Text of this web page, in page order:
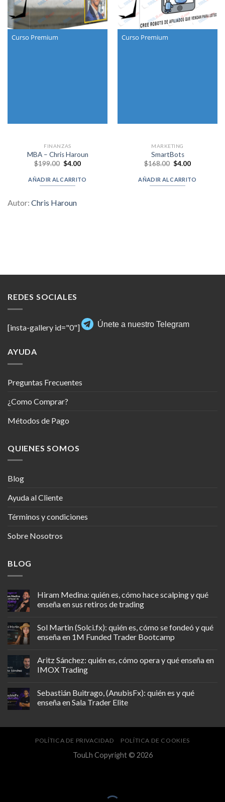
Curso Premium
FINANZAS
MBA – Chris Haroun
$199.00 Original
was:
$199.00.
$4.00Current
is:
$4.00.
AÑADIR AL CARRITO
Autor: Chris Haroun
Curso Premium
MARKETING
SmartBots
$168.00 Original
was:
$168.00.
$4.00Current
is:
$4.00.
AÑADIR AL CARRITO
REDES SOCIALES
[insta-gallery id="0"] Únete a nuestro Telegram
AYUDA
Preguntas Frecuentes
¿Como Comprar?
Métodos de Pago
QUIENES SOMOS
Blog
Ayuda al Cliente
Términos y condiciones
Sobre Nosotros
BLOG
Hiram Medina: quién es, cómo hace scalping y qué
enseña en sus retiros de trading
Sol Martin (Solci.fx): quién es, cómo se fondeó y qué
enseña en 1M Funded Trader Bootcamp
Aritz Sánchez: quién es, cómo opera y qué enseña en
IMOX Trading
Sebastián Buitrago, (AnubisFx): quién es y qué
enseña en Sala Trader Elite
POLÍTICA DE PRIVACIDAD POLÍTICA DE COOKIES
TouLh Copyright © 2026